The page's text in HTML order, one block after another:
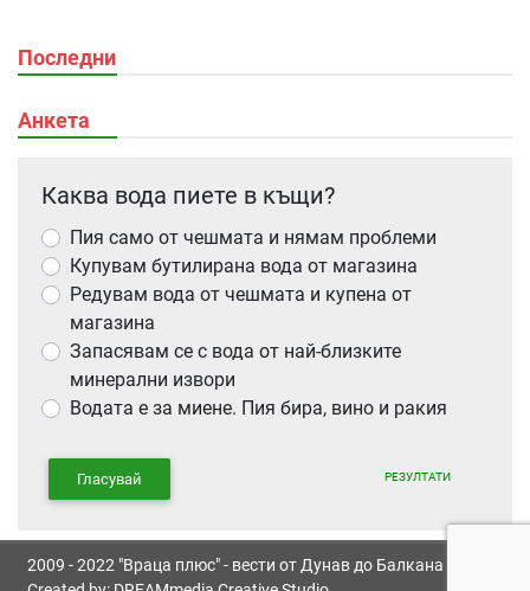
Последни
Анкета
Каква вода пиете в къщи?
Пия само от чешмата и нямам проблеми
Купувам бутилирана вода от магазина
Редувам вода от чешмата и купена от
магазина
Запасявам се с вода от най-близките
минерални извори
Водата е за миене. Пия бира, вино и ракия
Гласувай РЕЗУЛТАТИ
2009 - 2022 "Враца плюс" - вести от Дунав до Балкана